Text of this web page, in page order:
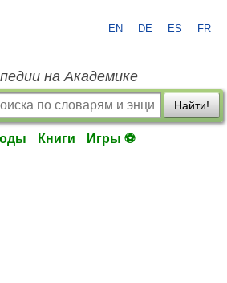
EN DE ES FR
на Академике
Найти!
Книги Игры ⚽